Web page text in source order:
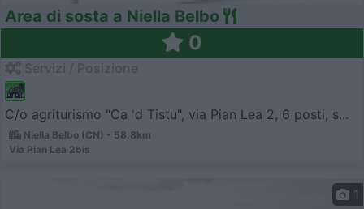
Area di sosta a Niella Belbo
0
C/o agriturismo "Ca 'd Tistu", via Pian Lea 2, 6 posti, s...
Niella Belbo (CN) - 58.8km
Via Pian Lea 2bis
1